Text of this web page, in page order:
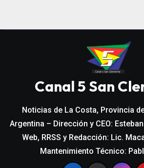
Canal 5 San
Noticias de La Costa, Provincia
Argentina – Dirección y CEO:
Web, RRSS y Redacción: Lic.
Mantenimiento Técnico: